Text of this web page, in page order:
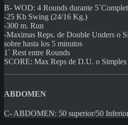
B- WOD: 4 Rounds durante
-25 Kb Swing (24/16 Kg.)
-300 m. Run
-Maximas Reps. de Double Unders o
sobre hasta los 5 minutos
1` Rest entre Rounds
SCORE: Max Reps de D.U. o Simples
ABDOMEN
C- ABDOMEN: 50 superior/50